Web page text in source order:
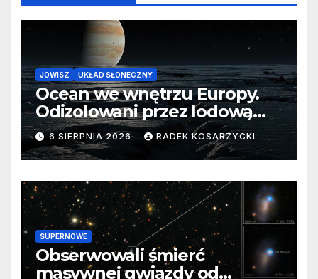
JOWISZ UKŁAD SŁONECZNY
Ocean we wnętrzu Europy.
Odizolowani przez lodową
barierę
6 SIERPNIA 2026 RADEK KOSARZYCKI
SUPERNOWE
Obserwowali śmierć
masywnej gwiazdy od